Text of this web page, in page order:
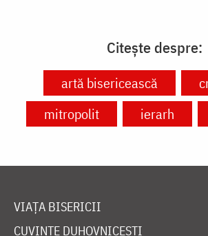
Citește despre:
artă bisericească
mitropolit
ierarh
VIAȚA BISERICII
CUVINTE DUHOVNICEȘTI